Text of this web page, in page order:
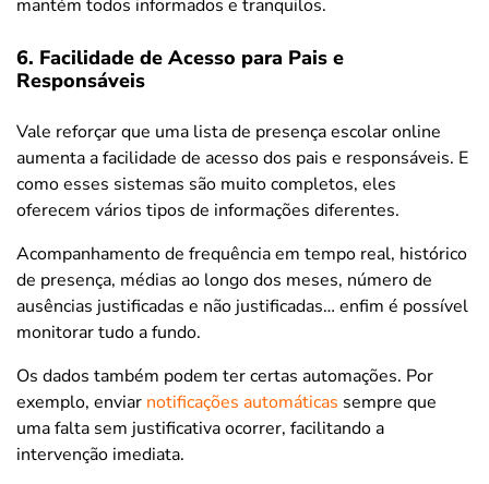
mantém todos informados e tranquilos.
6. Facilidade de Acesso para Pais e
Responsáveis
Vale reforçar que uma lista de presença escolar online
aumenta a facilidade de acesso dos pais e responsáveis. E
como esses sistemas são muito completos, eles
oferecem vários tipos de informações diferentes.
Acompanhamento de frequência em tempo real, histórico
de presença, médias ao longo dos meses, número de
ausências justificadas e não justificadas… enfim é possível
monitorar tudo a fundo.
Os dados também podem ter certas automações. Por
exemplo, enviar notificações automáticas sempre que
uma falta sem justificativa ocorrer, facilitando a
intervenção imediata.